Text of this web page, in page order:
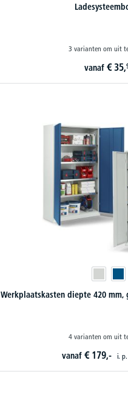
3 varianten om uit
vanaf € 35,
Werkplaatskasten diepte 420 mm,
4 varianten om uit
vanaf € 179,- i.